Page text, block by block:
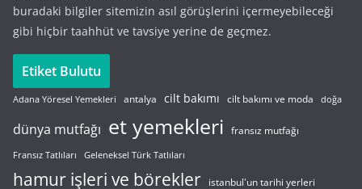
buradaki bilgiler sitemizin asıl görüşlerini içermeyebileceği
gibi hiçbir taahhüt ve tavsiye yerine de geçmez.
Etiket Bulutu
Adana Yöresel Yemekleri antalya cilt bakımı cilt bakımı ve moda doğa
dünya mutfağı et yemekleri fransız mutfağı
Fransız Tatlıları Geleneksel Türk Tatlıları
hamur işleri ve börekler istanbul'un tarihi yerleri